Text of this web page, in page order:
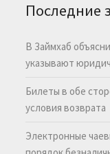
Последние
В Займхаб
указывают
Билеты в обе
условия возврата
Электронные